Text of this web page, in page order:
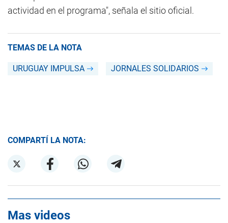
actividad en el programa", señala el sitio oficial.
TEMAS DE LA NOTA
URUGUAY IMPULSA JORNALES SOLIDARIOS
COMPARTÍ LA NOTA:
Mas videos